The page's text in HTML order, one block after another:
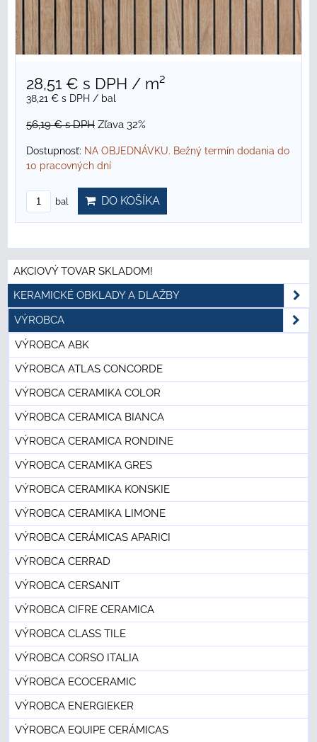
28,51 € s DPH / m²
38,21 € s DPH / bal
56,19 €s DPH Zľava 32%
Dostupnosť: NA OBJEDNÁVKU. Bežný termín dodania do
10 pracovných dní
bal DO KOŠÍKA
AKCIOVÝ TOVAR SKLADOM!
KERAMICKÉ OBKLADY A DLAŽBY
VÝROBCA
VÝROBCA ABK
VÝROBCA ATLAS CONCORDE
VÝROBCA CERAMIKA COLOR
VÝROBCA CERAMICA BIANCA
VÝROBCA CERAMICA RONDINE
VÝROBCA CERAMIKA GRES
VÝROBCA CERAMIKA KONSKIE
VÝROBCA CERAMIKA LIMONE
VÝROBCA CERÁMICAS APARICI
VÝROBCA CERRAD
VÝROBCA CERSANIT
VÝROBCA CIFRE CERAMICA
VÝROBCA CLASS TILE
VÝROBCA CORSO ITALIA
VÝROBCA ECOCERAMIC
VÝROBCA ENERGIEKER
VÝROBCA EQUIPE CERÁMICAS